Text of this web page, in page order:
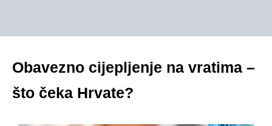
Obavezno cijepljenje na vratima –
što čeka Hrvate?